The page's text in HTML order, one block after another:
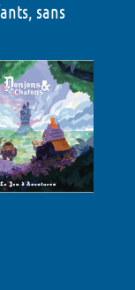
sans